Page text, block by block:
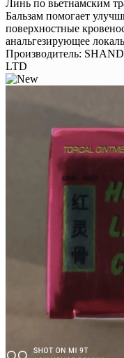
Линь по вьетнамским
Бальзам помогает
поверхностные
анальгезирующее
Производитель:
LTD